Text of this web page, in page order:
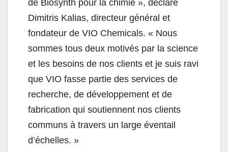
de Biosynth pour la chimie », déclare
Dimitris Kalias, directeur général et
fondateur de VIO Chemicals. « Nous
sommes tous deux motivés par la science
et les besoins de nos clients et je suis ravi
que VIO fasse partie des services de
recherche, de développement et de
fabrication qui soutiennent nos clients
communs à travers un large éventail
d’échelles. »